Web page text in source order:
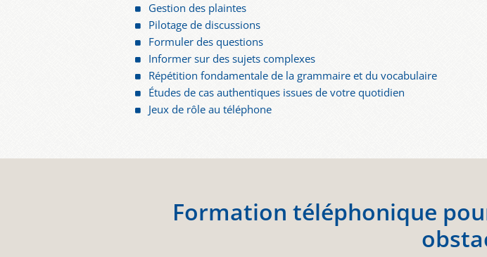
Gestion des plaintes
Pilotage de discussions
Formuler des questions
Informer sur des sujets complexes
Répétition fondamentale de la grammaire et du vocabulaire
Études de cas authentiques issues de votre quotidien
Jeux de rôle au téléphone
Formation téléphonique